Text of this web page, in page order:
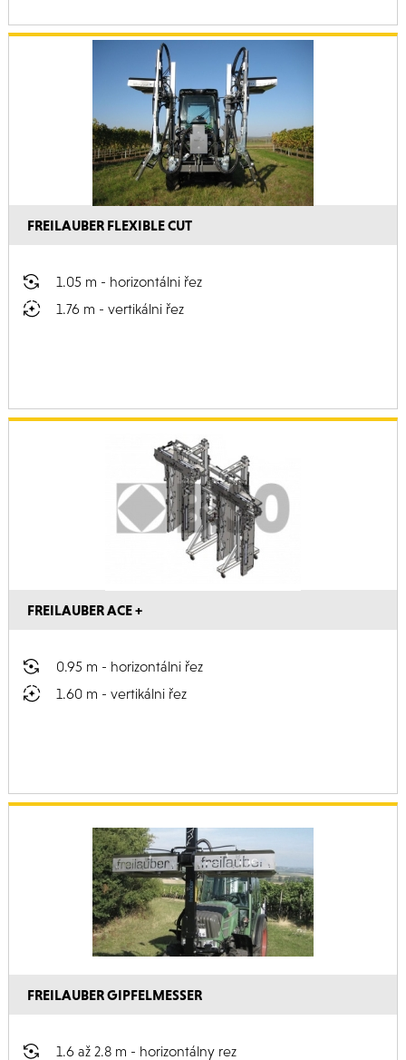
FREILAUBER FLEXIBLE CUT
1.05 m - horizontálni řez
1.76 m - vertikálni řez
FREILAUBER ACE +
0.95 m - horizontálni řez
1.60 m - vertikálni řez
FREILAUBER GIPFELMESSER
1.6 až 2.8 m - horizontálny rez